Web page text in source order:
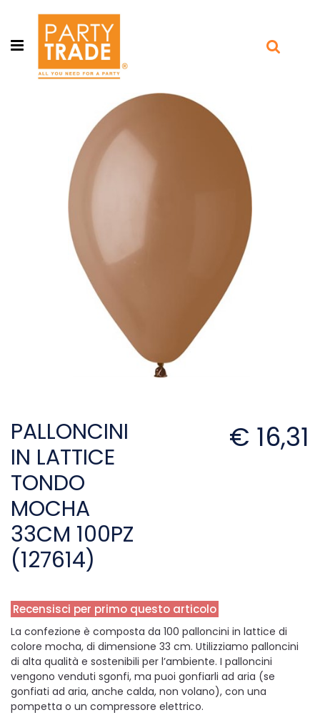
Open menu
PALLONCINI
IN LATTICE
TONDO
MOCHA
33CM 100PZ
(127614)
€ 16,31
Recensisci per primo questo articolo
La confezione è composta da 100 palloncini in lattice di
colore mocha, di dimensione 33 cm. Utilizziamo palloncini
di alta qualità e sostenibili per l’ambiente. I palloncini
vengono venduti sgonfi, ma puoi gonfiarli ad aria (se
gonfiati ad aria, anche calda, non volano), con una
pompetta o un compressore elettrico.